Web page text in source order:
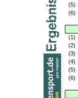
(5)
(6)
(1)
(2)
(3)
(4)
(5)
(6)